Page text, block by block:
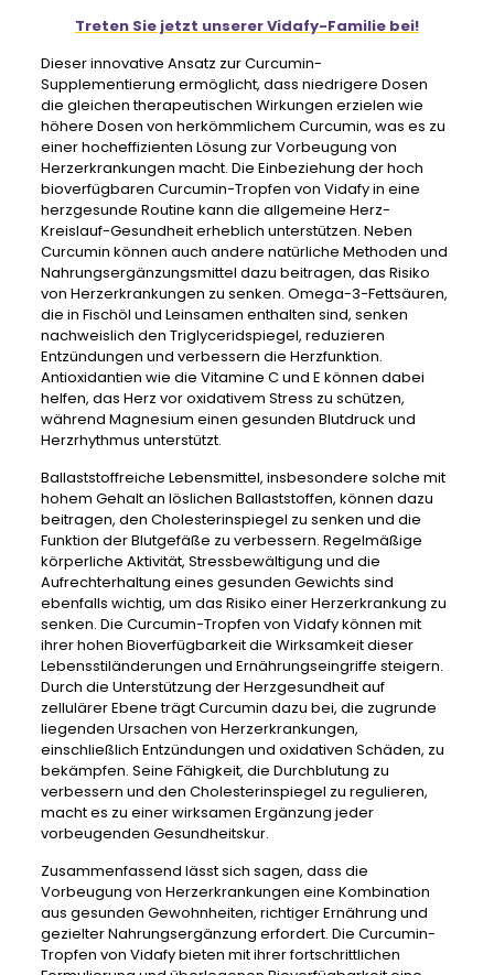
Treten Sie jetzt unserer Vidafy-Familie bei!
Dieser innovative Ansatz zur Curcumin-
Supplementierung ermöglicht, dass niedrigere Dosen
die gleichen therapeutischen Wirkungen erzielen wie
höhere Dosen von herkömmlichem Curcumin, was es zu
einer hocheffizienten Lösung zur Vorbeugung von
Herzerkrankungen macht. Die Einbeziehung der hoch
bioverfügbaren Curcumin-Tropfen von Vidafy in eine
herzgesunde Routine kann die allgemeine Herz-
Kreislauf-Gesundheit erheblich unterstützen. Neben
Curcumin können auch andere natürliche Methoden und
Nahrungsergänzungsmittel dazu beitragen, das Risiko
von Herzerkrankungen zu senken. Omega-3-Fettsäuren,
die in Fischöl und Leinsamen enthalten sind, senken
nachweislich den Triglyceridspiegel, reduzieren
Entzündungen und verbessern die Herzfunktion.
Antioxidantien wie die Vitamine C und E können dabei
helfen, das Herz vor oxidativem Stress zu schützen,
während Magnesium einen gesunden Blutdruck und
Herzrhythmus unterstützt.
Ballaststoffreiche Lebensmittel, insbesondere solche mit
hohem Gehalt an löslichen Ballaststoffen, können dazu
beitragen, den Cholesterinspiegel zu senken und die
Funktion der Blutgefäße zu verbessern. Regelmäßige
körperliche Aktivität, Stressbewältigung und die
Aufrechterhaltung eines gesunden Gewichts sind
ebenfalls wichtig, um das Risiko einer Herzerkrankung zu
senken. Die Curcumin-Tropfen von Vidafy können mit
ihrer hohen Bioverfügbarkeit die Wirksamkeit dieser
Lebensstiländerungen und Ernährungseingriffe steigern.
Durch die Unterstützung der Herzgesundheit auf
zellulärer Ebene trägt Curcumin dazu bei, die zugrunde
liegenden Ursachen von Herzerkrankungen,
einschließlich Entzündungen und oxidativen Schäden, zu
bekämpfen. Seine Fähigkeit, die Durchblutung zu
verbessern und den Cholesterinspiegel zu regulieren,
macht es zu einer wirksamen Ergänzung jeder
vorbeugenden Gesundheitskur.
Zusammenfassend lässt sich sagen, dass die
Vorbeugung von Herzerkrankungen eine Kombination
aus gesunden Gewohnheiten, richtiger Ernährung und
gezielter Nahrungsergänzung erfordert. Die Curcumin-
Tropfen von Vidafy bieten mit ihrer fortschrittlichen